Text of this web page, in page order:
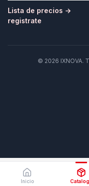
Lista de precios →
registrate
© 2026 IXNOVA.
Inicio